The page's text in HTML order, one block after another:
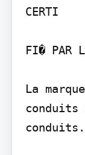
CERTI
FI� PAR
La
conduits
conduits.